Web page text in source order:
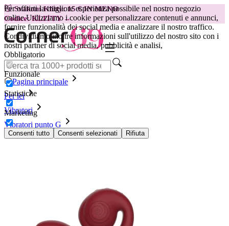
Per offrirti la migliore esperienza possibile nel nostro negozio
online.Utilizziamo i cookie per personalizzare contenuti e annunci,
fornire funzionalità dei social media e analizzare il nostro traffico.
Condividiamo inoltre informazioni sull'utilizzo del nostro sito con i
nostri partner di social media, pubblicità e analisi,
Obbligatorio
Funzionale
Statistiche
Marketing
Consenti tutto Consenti selezionati Rifiuta
😽Svakom Klitty: 15 € IN MENO
Codice: KLITTY →
Pagina principale
Per lei
Vibratori
Vibratori punto G
Vibratore punto G SVibe GIZI Pro, rosso